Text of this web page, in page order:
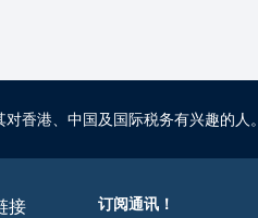
香港、中国及国际税务有兴趣的人。
接 订阅通讯！